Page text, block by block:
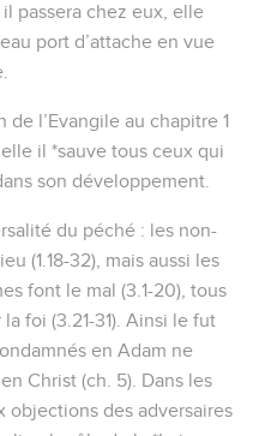
passera chez eux, elle
port d’attache en vue
l’Evangile au chapitre 1
il *sauve tous ceux qui
son développement.
du péché : les non-
(1.18-32), mais aussi les
font le mal (3.1-20), tous
foi (3.21-31). Ainsi le fut
en Adam ne
Christ (ch. 5). Dans les
objections des adversaires